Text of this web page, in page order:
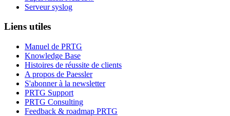
Serveur syslog
Liens utiles
Manuel de PRTG
Knowledge Base
Histoires de réussite de clients
A propos de Paessler
S'abonner à la newsletter
PRTG Support
PRTG Consulting
Feedback & roadmap PRTG